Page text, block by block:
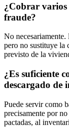
¿Cobrar varios
fraude?
No
pero no sustituye la
previsto de la
¿Es suficiente
descargado de
Puede servir como
precisamente por
pactadas, al